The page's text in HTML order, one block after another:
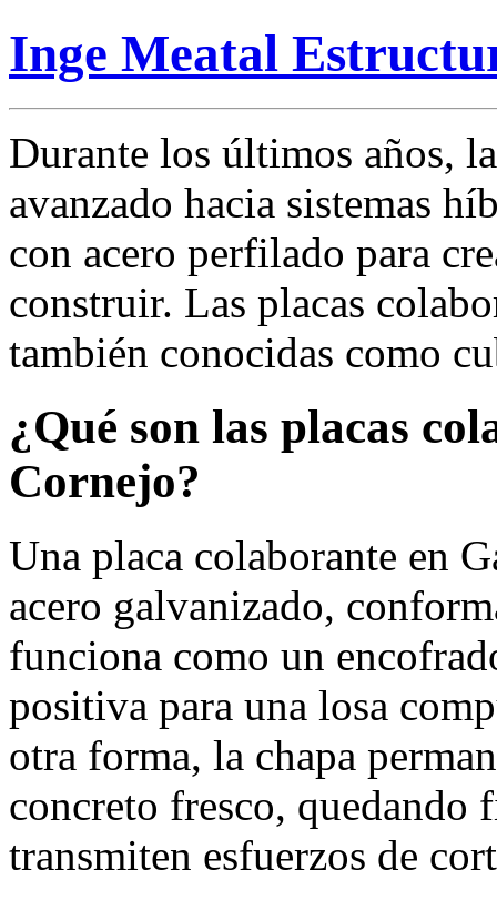
Inge Meatal
Durante los últimos años,
avanzado hacia sistemas
con acero perfilado para
construir. Las placas
también conocidas como
¿Qué son las placas
Cornejo?
Una placa colaborante en
acero galvanizado,
funciona como un
positiva para una losa
otra forma, la chapa
concreto fresco, quedando
transmiten esfuerzos de